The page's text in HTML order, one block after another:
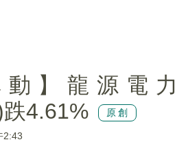
動】龍源電力
4.61%
原創
2:43